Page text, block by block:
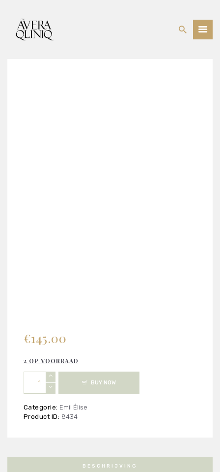
€145.00
2 OP VOORRAAD
-
Dancing
on
BUY NOW
Categorie: Emil Élise
Product ID: 8434
BESCHRIJVING